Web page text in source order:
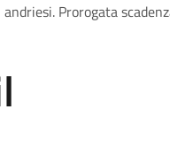
andriesi. Prorogata